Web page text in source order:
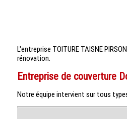
L'entreprise TOITURE TAISNE
rénovation.
Entreprise de couverture
Notre équipe intervient sur tous